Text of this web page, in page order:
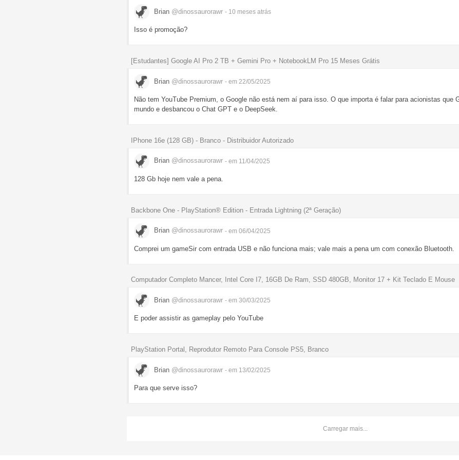
Brian @dinossaurorawr - 10 meses atrás
Isso é promoção?
[Estudantes] Google AI Pro 2 TB + Gemini Pro + NotebookLM Pro 15 Meses Grátis
Brian @dinossaurorawr - em 22/05/2025
Não tem YouTube Premium, o Google não está nem aí para isso. O que importa é falar para acionistas que
mundo e desbancou o Chat GPT e o DeepSeek.
IPhone 16e (128 GB) - Branco - Distribuidor Autorizado
Brian @dinossaurorawr - em 11/04/2025
128 Gb hoje nem vale a pena.
Backbone One - PlayStation® Edition - Entrada Lightning (2ª Geração)
Brian @dinossaurorawr - em 06/04/2025
Comprei um gameSir com entrada USB e não funciona mais; vale mais a pena um com conexão Bluetooth.
Computador Completo Mancer, Intel Core I7, 16GB De Ram, SSD 480GB, Monitor 17 + Kit Teclado E Mouse
Brian @dinossaurorawr - em 30/03/2025
E poder assistir as gameplay pelo YouTube
PlayStation Portal, Reprodutor Remoto Para Console PS5, Branco
Brian @dinossaurorawr - em 13/02/2025
Para que serve isso?
Carregar mais...